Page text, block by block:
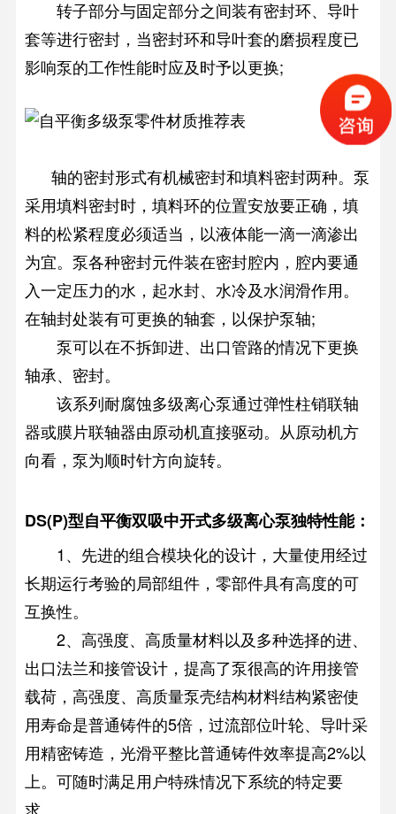
转子部分与固定部分之间装有密封环、导叶
套等进行密封，当密封环和导叶套的磨损程度已
影响泵的工作性能时应及时予以更换;
轴的密封形式有机械密封和填料密封两种。泵
采用填料密封时，填料环的位置安放要正确，填
料的松紧程度必须适当，以液体能一滴一滴渗出
为宜。泵各种密封元件装在密封腔内，腔内要通
入一定压力的水，起水封、水冷及水润滑作用。
在轴封处装有可更换的轴套，以保护泵轴;
泵可以在不拆卸进、出口管路的情况下更换
轴承、密封。
该系列耐腐蚀多级离心泵通过弹性柱销联轴
器或膜片联轴器由原动机直接驱动。从原动机方
向看，泵为顺时针方向旋转。
DS(P)型自平衡双吸中开式多级离心泵独特性能：
1、先进的组合模块化的设计，大量使用经过
长期运行考验的局部组件，零部件具有高度的可
互换性。
2、高强度、高质量材料以及多种选择的进、
出口法兰和接管设计，提高了泵很高的许用接管
载荷，高强度、高质量泵壳结构材料结构紧密使
用寿命是普通铸件的5倍，过流部位叶轮、导叶采
用精密铸造，光滑平整比普通铸件效率提高2%以
上。可随时满足用户特殊情况下系统的特定要
求。